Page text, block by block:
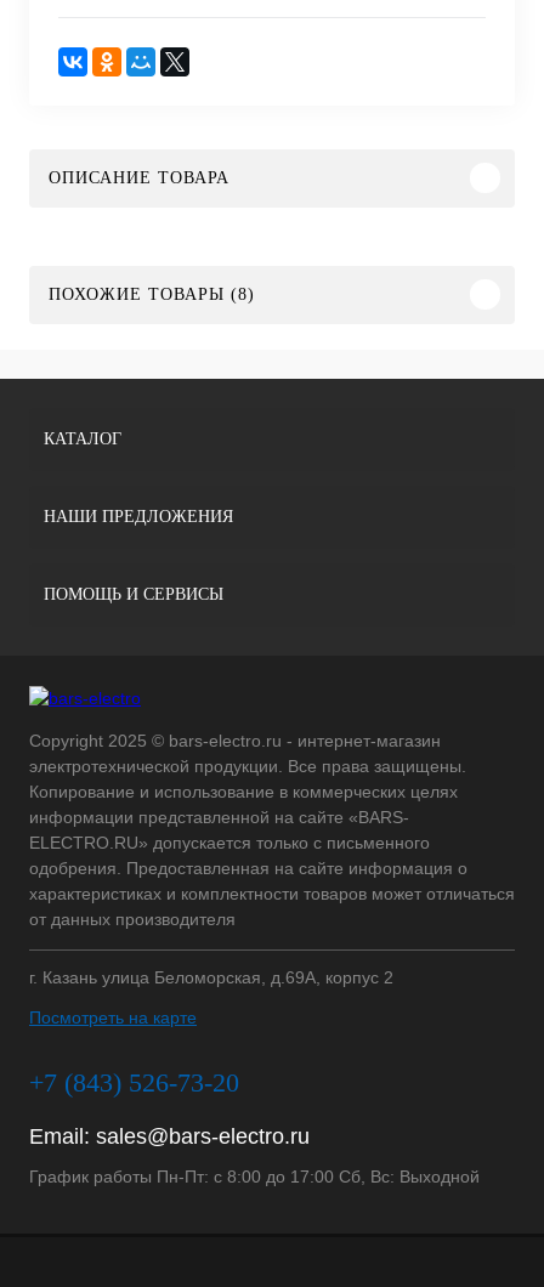
ОПИСАНИЕ ТОВАРА
ПОХОЖИЕ ТОВАРЫ (8)
КАТАЛОГ
НАШИ ПРЕДЛОЖЕНИЯ
ПОМОЩЬ И СЕРВИСЫ
Copyright 2025 © bars-electro.ru - интернет-магазин
электротехнической продукции. Все права защищены.
Копирование и использование в коммерческих целях
информации представленной на сайте «BARS-
ELECTRO.RU» допускается только с письменного
одобрения. Предоставленная на сайте информация о
характеристиках и комплектности товаров может отличаться
от данных производителя
г. Казань улица Беломорская, д.69А, корпус 2
Посмотреть на карте
+7 (843) 526-73-20
Email: sales@bars-electro.ru
График работы Пн-Пт: с 8:00 до 17:00 Сб, Вс: Выходной